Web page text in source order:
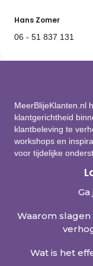
Hans Zomer
06 - 51 837 131
MeerBlijeKlanten.nl
klantgerichtheid
klantbeleving te
workshops en
voor tijdelijke
Waarom
Wat is het